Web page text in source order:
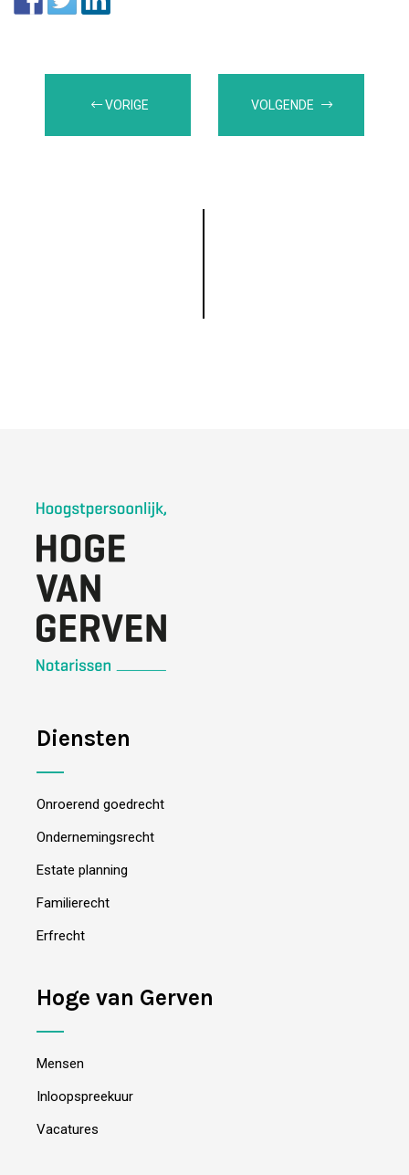
VORIGE VOLGENDE
Diensten
Onroerend goedrecht
Ondernemingsrecht
Estate planning
Familierecht
Erfrecht
Hoge van Gerven
Mensen
Inloopspreekuur
Vacatures